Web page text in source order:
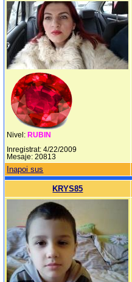
Nivel: RUBIN
Inregistrat: 4/22/2009
Mesaje: 20813
Inapoi sus
KRYS85